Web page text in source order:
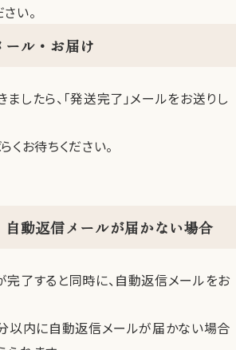
い。
ール・お届け
したら、「発送完了」メールをお送りし
くお待ちください。
動返信メールが届かない場合
了すると同時に、自動返信メールをお
以内に自動返信メールが届かない場合